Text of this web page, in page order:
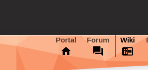
Portal Forum Wiki